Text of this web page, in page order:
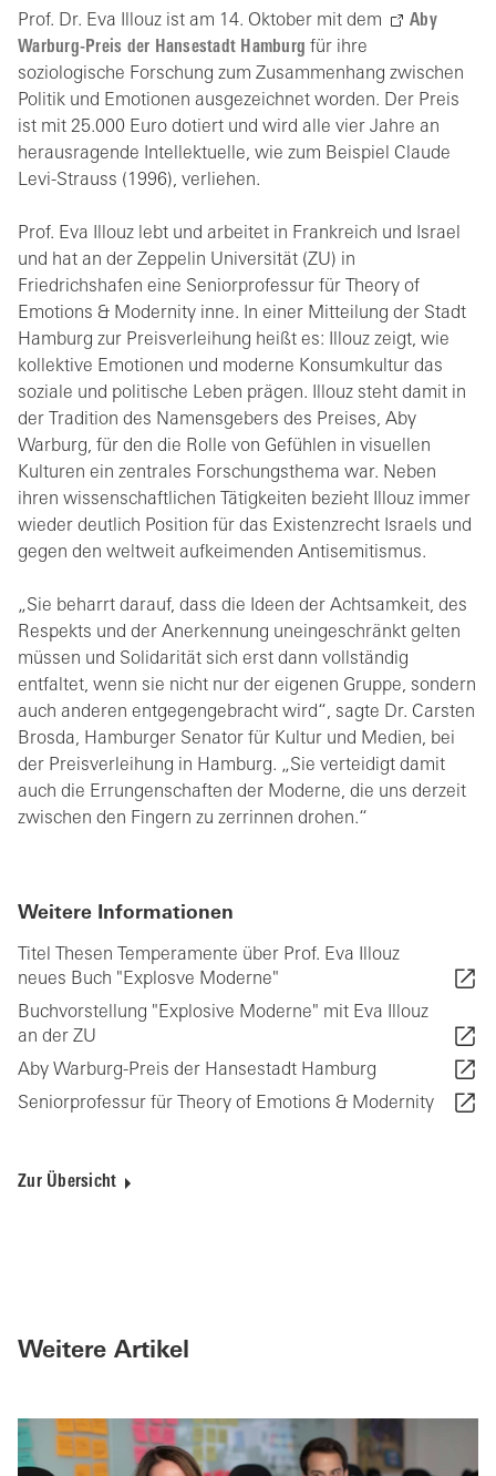
Prof. Dr. Eva Illouz ist am 14. Oktober mit dem
Aby
Warburg-Preis der Hansestadt Hamburg für ihre
soziologische Forschung zum Zusammenhang zwischen
Politik und Emotionen ausgezeichnet worden. Der Preis
ist mit 25.000 Euro dotiert und wird alle vier Jahre an
herausragende Intellektuelle, wie zum Beispiel Claude
Levi-Strauss (1996), verliehen.
Prof. Eva Illouz lebt und arbeitet in Frankreich und Israel
und hat an der Zeppelin Universität (ZU) in
Friedrichshafen eine Seniorprofessur für Theory of
Emotions & Modernity inne. In einer Mitteilung der Stadt
Hamburg zur Preisverleihung heißt es: Illouz zeigt, wie
kollektive Emotionen und moderne Konsumkultur das
soziale und politische Leben prägen. Illouz steht damit in
der Tradition des Namensgebers des Preises, Aby
Warburg, für den die Rolle von Gefühlen in visuellen
Kulturen ein zentrales Forschungsthema war. Neben
ihren wissenschaftlichen Tätigkeiten bezieht Illouz immer
wieder deutlich Position für das Existenzrecht Israels und
gegen den weltweit aufkeimenden Antisemitismus.
„Sie beharrt darauf, dass die Ideen der Achtsamkeit, des
Respekts und der Anerkennung uneingeschränkt gelten
müssen und Solidarität sich erst dann vollständig
entfaltet, wenn sie nicht nur der eigenen Gruppe, sondern
auch anderen entgegengebracht wird“, sagte Dr. Carsten
Brosda, Hamburger Senator für Kultur und Medien, bei
der Preisverleihung in Hamburg. „Sie verteidigt damit
auch die Errungenschaften der Moderne, die uns derzeit
zwischen den Fingern zu zerrinnen drohen.“
Weitere Informationen
Titel Thesen Temperamente über Prof. Eva Illouz
neues Buch "Explosve Moderne"
Buchvorstellung "Explosive Moderne" mit Eva Illouz
an der ZU
Aby Warburg-Preis der Hansestadt Hamburg
Seniorprofessur für Theory of Emotions & Modernity
Zur Übersicht
Weitere Artikel